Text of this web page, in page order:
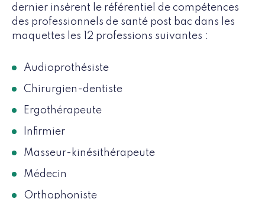
dernier insèrent le référentiel de compétences
des professionnels de santé post bac dans les
maquettes les 12 professions suivantes :
Audioprothésiste
Chirurgien-dentiste
Ergothérapeute
Infirmier
Masseur-kinésithérapeute
Médecin
Orthophoniste